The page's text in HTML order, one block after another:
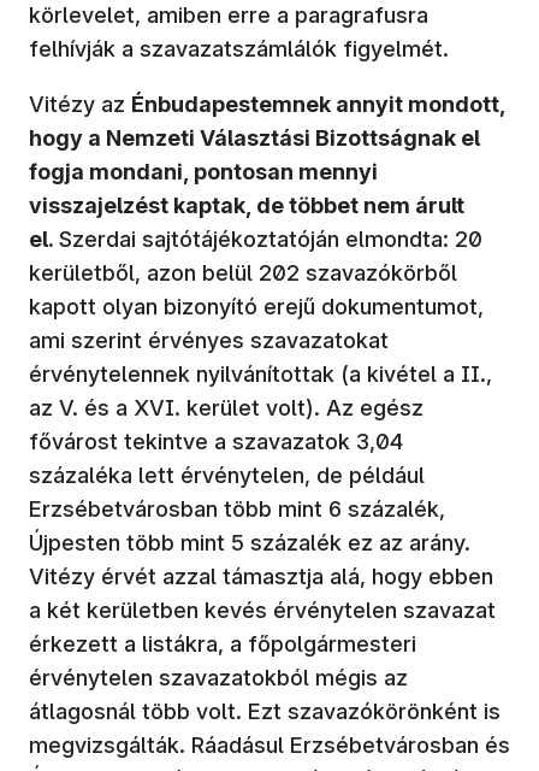
körlevelet, amiben erre a paragrafusra
felhívják a szavazatszámlálók figyelmét.
Vitézy az Énbudapestemnek annyit mondott,
hogy a Nemzeti Választási Bizottságnak el
fogja mondani, pontosan mennyi
visszajelzést kaptak, de többet nem árult
el. Szerdai sajtótájékoztatóján elmondta: 20
kerületből, azon belül 202 szavazókörből
kapott olyan bizonyító erejű dokumentumot,
ami szerint érvényes szavazatokat
érvénytelennek nyilvánítottak (a kivétel a II.,
az V. és a XVI. kerület volt). Az egész
fővárost tekintve a szavazatok 3,04
százaléka lett érvénytelen, de például
Erzsébetvárosban több mint 6 százalék,
Újpesten több mint 5 százalék ez az arány.
Vitézy érvét azzal támasztja alá, hogy ebben
a két kerületben kevés érvénytelen szavazat
érkezett a listákra, a főpolgármesteri
érvénytelen szavazatokból mégis az
átlagosnál több volt. Ezt szavazókörönként is
megvizsgálták. Ráadásul Erzsébetvárosban és